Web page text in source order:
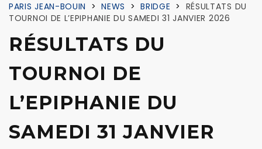
PARIS JEAN-BOUIN > NEWS > BRIDGE > RÉSULTATS DU
TOURNOI DE L’EPIPHANIE DU SAMEDI 31 JANVIER 2026
RÉSULTATS DU
TOURNOI DE
L’EPIPHANIE DU
SAMEDI 31 JANVIER